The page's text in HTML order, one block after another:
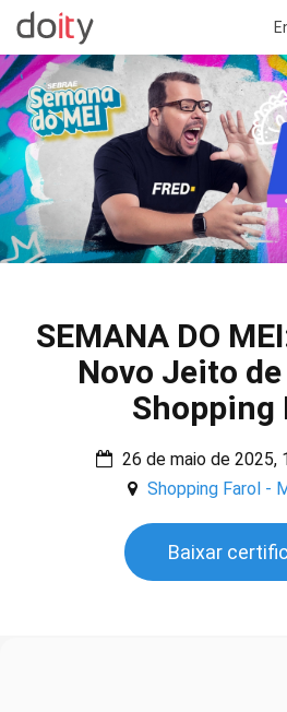
SEMANA DO
Novo Jeito
Shopping
26 de maio de 2025,
Shopping Farol -
Baixar